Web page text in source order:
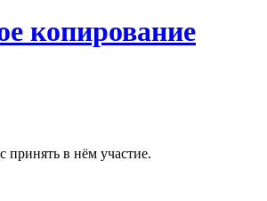
копирование
в нём участие.